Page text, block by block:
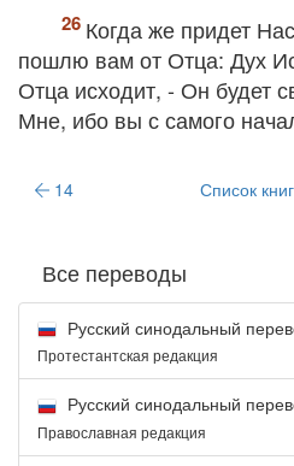
Когда же придет
пошлю вам от Отца: Дух
Отца исходит, - Он будет
Мне, ибо вы с самого
14 Список книг
Все переводы
Русский синодальный
Протестантская редакция
Русский синодальный
Православная редакция